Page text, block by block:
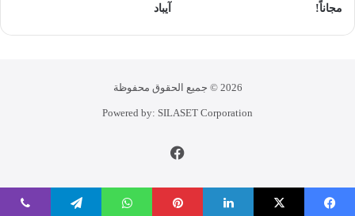
مجاناً!
آيباد
2026 © جميع الحقوق محفوظة
Powered by: SILASET Corporation
فيسبوك